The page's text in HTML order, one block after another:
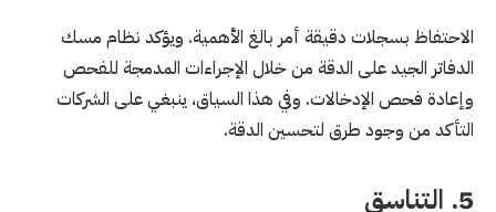
الاحتفاظ بسجلات دقيقة أمر بالغ الأهمية. ويؤكد نظام مسك
الدفاتر الجيد على الدقة من خلال الإجراءات المدمجة للفحص
وإعادة فحص الإدخالات. وفي هذا السياق، ينبغي على الشركات
التأكد من وجود طرق لتحسين الدقة.
5. التناسق